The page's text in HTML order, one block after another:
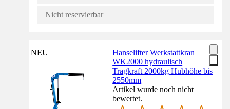
Nicht reservierbar
NEU
Hanselifter Werkstattkran
WK2000 hydraulisch
Tragkraft 2000kg Hubhöhe bis
2550mm
Artikel wurde noch nicht
bewertet.